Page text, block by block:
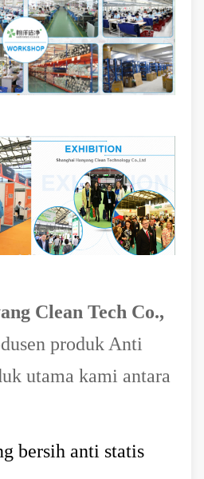
Clean Tech Co.,
produk Anti
utama kami antara
bersih anti statis